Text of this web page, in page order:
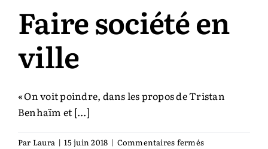
Faire société en
ville
« On voit poindre, dans les propos de Tristan
Benhaïm et [...]
Par Laura | 15 juin 2018 | Commentaires ferméssur